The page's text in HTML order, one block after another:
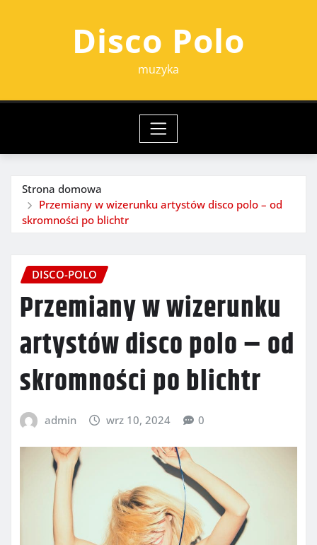
Disco Polo
muzyka
Strona domowa
Przemiany w wizerunku artystów disco polo – od
skromności po blichtr
DISCO-POLO
Przemiany w wizerunku
artystów disco polo – od
skromności po blichtr
admin wrz 10, 2024 0